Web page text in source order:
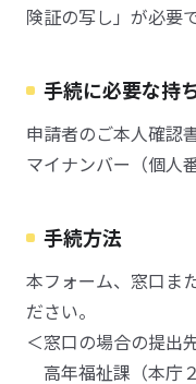
険証の写し」が必要で
手続に必要な持
申請者のご本人確認
マイナンバー（個人
手続方法
本フォーム、窓口ま
ださい。
＜窓口の場合の提出
高年福祉課（本庁